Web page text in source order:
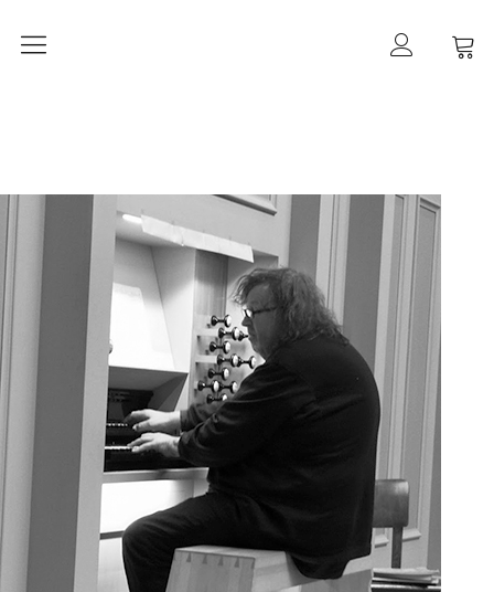
Worte zur Orgelweihe
März 2021 –
der Orgeleinbau
April 2021 –
der Orgeleinbau
April 2021 –
die Intonation
Geschichte
Orgelbauer
Grußwort von Schirmherr
Wolfgang Thierse